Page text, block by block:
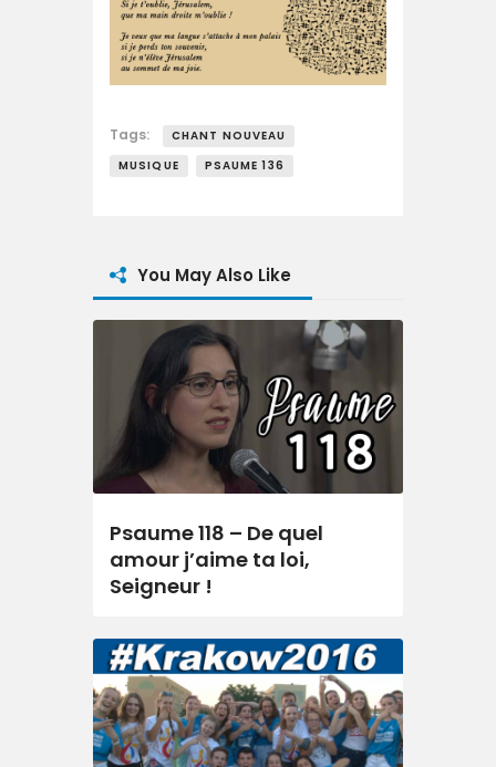
Tags:
CHANT NOUVEAU
MUSIQUE
PSAUME 136
You May Also Like
Psaume 118 – De quel
amour j’aime ta loi,
Seigneur !